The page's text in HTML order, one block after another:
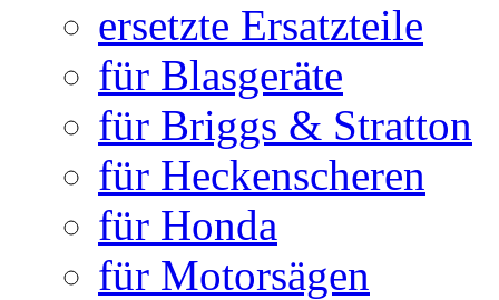
ersetzte Ersatzteile
für Blasgeräte
für Briggs & Stratton
für Heckenscheren
für Honda
für Motorsägen